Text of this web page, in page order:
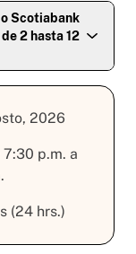
Scotiabank
2 hasta 12
2026
7:30 p.m. a
(24 hrs.)